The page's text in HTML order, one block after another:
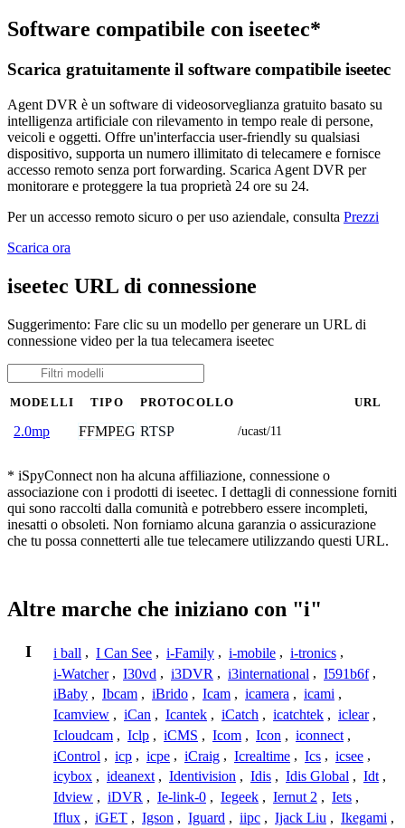
Software compatibile con iseetec*
Scarica gratuitamente il software compatibile iseetec
Agent DVR è un software di videosorveglianza gratuito basato su
intelligenza artificiale con rilevamento in tempo reale di persone,
veicoli e oggetti. Offre un'interfaccia user-friendly su qualsiasi
dispositivo, supporta un numero illimitato di telecamere e fornisce
accesso remoto senza port forwarding. Scarica Agent DVR per
monitorare e proteggere la tua proprietà 24 ore su 24.
Per un accesso remoto sicuro o per uso aziendale, consulta Prezzi
Scarica ora
iseetec URL di connessione
Suggerimento: Fare clic su un modello per generare un URL di
connessione video per la tua telecamera iseetec
MODELLI TIPO PROTOCOLLO URL
2.0mp FFMPEG RTSP /ucast/11
* iSpyConnect non ha alcuna affiliazione, connessione o
associazione con i prodotti di iseetec. I dettagli di connessione forniti
qui sono raccolti dalla comunità e potrebbero essere incompleti,
inesatti o obsoleti. Non forniamo alcuna garanzia o assicurazione
che tu possa connetterti alle tue telecamere utilizzando questi URL.
Altre marche che iniziano con "i"
I i ball , I Can See , i-Family , i-mobile , i-tronics ,
i-Watcher , I30vd , i3DVR , i3international , I591b6f ,
iBaby , Ibcam , iBrido , Icam , icamera , icami ,
Icamview , iCan , Icantek , iCatch , icatchtek , iclear ,
Icloudcam , Iclp , iCMS , Icom , Icon , iconnect ,
iControl , icp , icpe , iCraig , Icrealtime , Ics , icsee ,
icybox , ideanext , Identivision , Idis , Idis Global , Idt ,
Idview , iDVR , Ie-link-0 , Iegeek , Iernut 2 , Iets ,
Iflux , iGET , Igson , Iguard , iipc , Ijack Liu , Ikegami ,